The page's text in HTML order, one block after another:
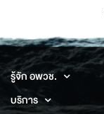
รู้จัก อพวช.
บริการ